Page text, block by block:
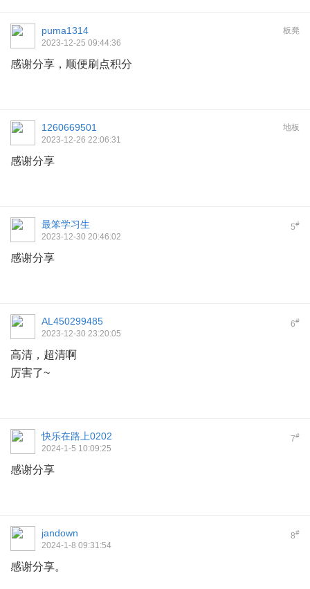
板凳
puma1314
2023-12-25 09:44:36
感谢分享，顺便刷点积分
地板
1260669501
2023-12-26 22:06:31
感谢分享
5#
最笨学习生
2023-12-30 20:46:02
感谢分享
6#
AL450299485
2023-12-30 23:20:05
高清，超清啊
厉害了~
7#
快乐在路上0202
2024-1-5 10:09:25
感谢分享
8#
jandown
2024-1-8 09:31:54
感谢分享。